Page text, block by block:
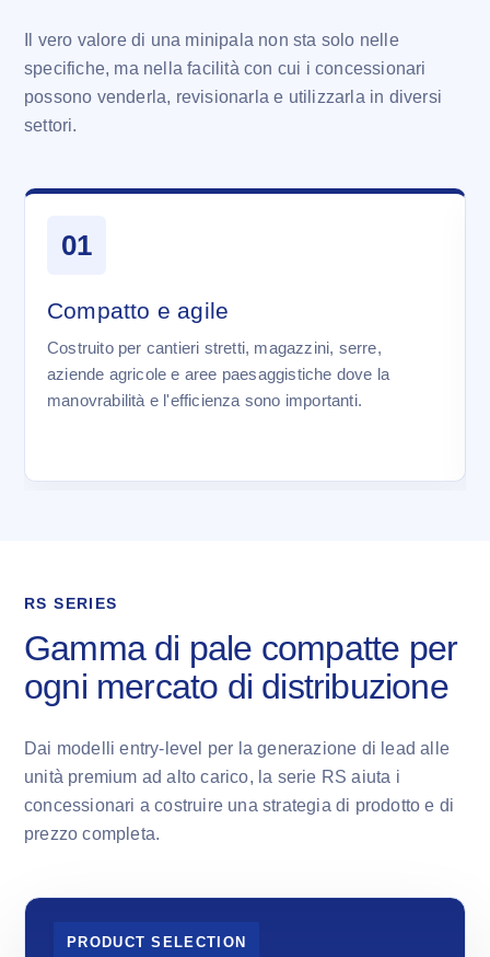
Il vero valore di una minipala non sta solo nelle
specifiche, ma nella facilità con cui i concessionari
possono venderla, revisionarla e utilizzarla in diversi
settori.
01
Compatto e agile
Costruito per cantieri stretti, magazzini, serre,
aziende agricole e aree paesaggistiche dove la
manovrabilità e l'efficienza sono importanti.
RS SERIES
Gamma di pale compatte per
ogni mercato di distribuzione
Dai modelli entry-level per la generazione di lead alle
unità premium ad alto carico, la serie RS aiuta i
concessionari a costruire una strategia di prodotto e di
prezzo completa.
PRODUCT SELECTION